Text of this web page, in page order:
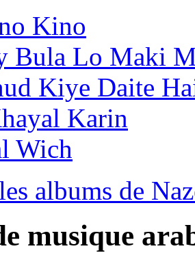
Kino
Bula Lo Maki
Kiye Daite
Karin
Wich
albums de
musique